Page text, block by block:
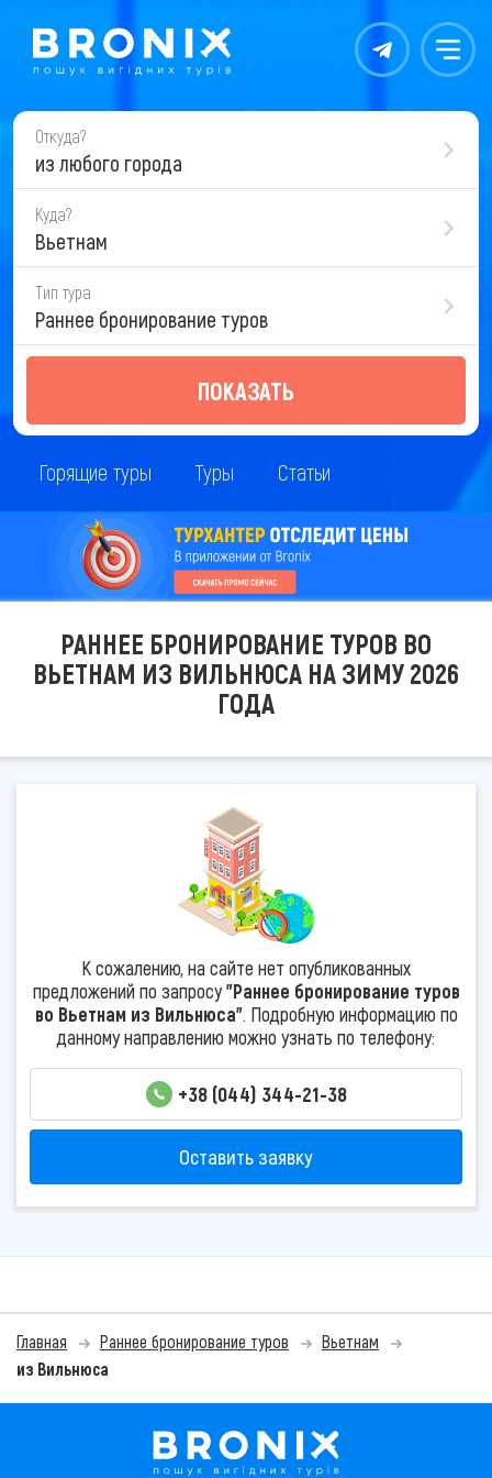
Контакты Меню
Откуда?
из любого города
Куда?
Вьетнам
Тип тура
Раннее бронирование туров
ПОКАЗАТЬ
Горящие туры Туры Статьи
РАННЕЕ БРОНИРОВАНИЕ ТУРОВ ВО
ВЬЕТНАМ ИЗ ВИЛЬНЮСА НА ЗИМУ 2026
ГОДА
К сожалению, на сайте нет опубликованных
предложений по запросу"Раннее бронирование туров
во Вьетнам из Вильнюса". Подробную информацию по
данному направлению можно узнать по телефону:
+38 (044) 344-21-38
Оставить заявку
Главная Раннее бронирование туров
Вьетнам
из Вильнюса